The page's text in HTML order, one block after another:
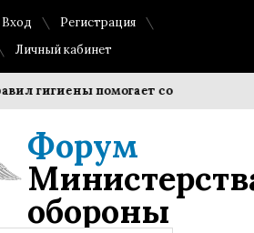
Вход
Регистрация
Личный кабинет
помогает сохранить
Форум
обороны